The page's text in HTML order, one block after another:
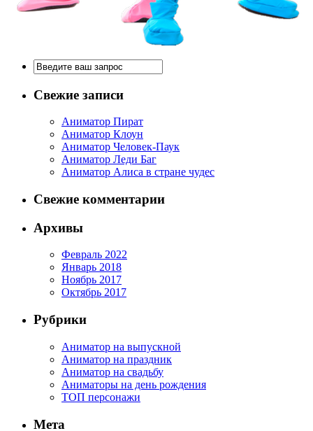
Свежие записи
Аниматор Пират
Аниматор Клоун
Аниматор Человек-Паук
Аниматор Леди Баг
Аниматор Алиса в стране чудес
Свежие комментарии
Архивы
Февраль 2022
Январь 2018
Ноябрь 2017
Октябрь 2017
Рубрики
Аниматор на выпускной
Аниматор на праздник
Аниматор на свадьбу
Аниматоры на день рождения
ТОП персонажи
Мета